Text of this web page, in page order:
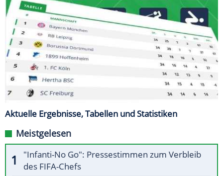
Aktuelle Ergebnisse, Tabellen und Statistiken
Meistgelesen
"Infanti-No Go": Pressestimmen zum Verbleib
des FIFA-Chefs